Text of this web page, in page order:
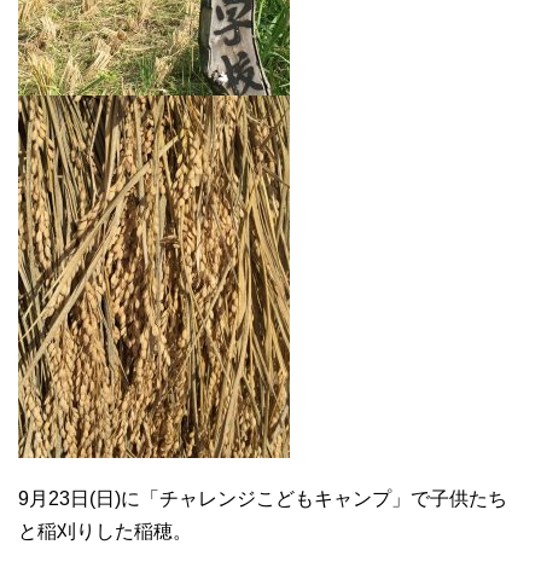
9月23日(日)に「チャレンジこどもキャンプ」で子供たち
と稲刈りした稲穂。